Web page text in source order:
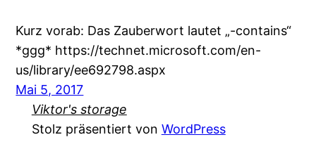
Kurz vorab: Das Zauberwort lautet „-contains“
*ggg* https://technet.microsoft.com/en-
us/library/ee692798.aspx
Mai 5, 2017
Viktor's storage
Stolz präsentiert von WordPress